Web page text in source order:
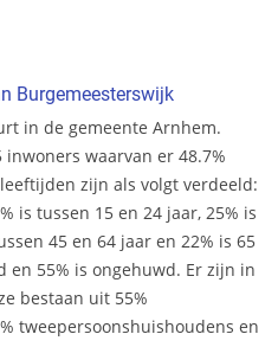
Burgemeesterswijk
in de gemeente Arnhem.
waarvan er 48.7%
zijn als volgt verdeeld:
is tussen 15 en 24 jaar, 25% is
45 en 64 jaar en 22% is 65
en 55% is ongehuwd. Er zijn in
bestaan uit 55%
tweepersoonshuishoudens en